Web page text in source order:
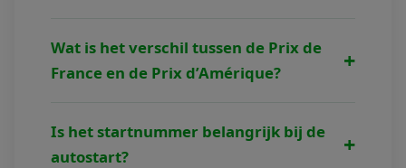
De Prix de France EQWIN wordt verreden
over 2.100 meter met autostart op de grote
Wat is het verschil tussen de Prix de
France en de Prix d’Amérique?
+
De Prix d’Amérique is een
uithoudingswedstrijd met volt start, terwijl
Is het startnummer belangrijk bij de
autostart?
+